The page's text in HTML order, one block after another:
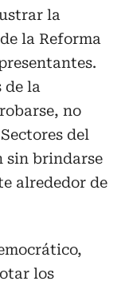
la
la Reforma
de la
no
del
sin brindarse
alrededor de
los